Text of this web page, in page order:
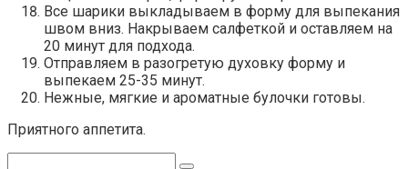
Все шарики выкладываем в форму для выпекания
швом вниз. Накрываем салфеткой и оставляем на
20 минут для подхода.
Отправляем в разогретую духовку форму и
выпекаем 25-35 минут.
Нежные, мягкие и ароматные булочки готовы.
Приятного аппетита.